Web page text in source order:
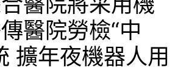
醫院勞檢“中
擴年夜機器人用